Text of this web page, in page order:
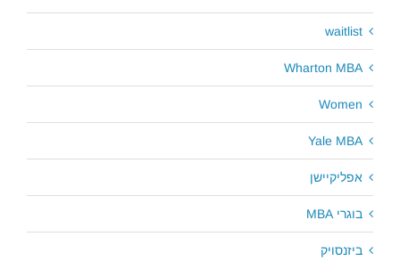
waitlist
Wharton MBA
Women
Yale MBA
אפליקיישן
בוגרי MBA
ביזנסויק